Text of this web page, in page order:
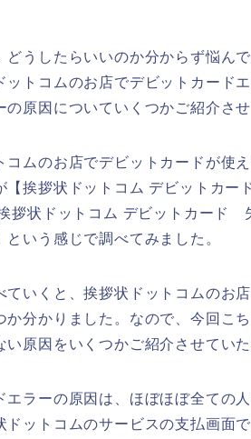
どうしたらいいのか分からず悩ん
トコムのお店でデビットカード
原因についていくつかご紹介させ
コムのお店でデビットカードが使
【挨拶状ドットコム デビットカー
拶状ドットコム デビットカード
いう感じで調べてみました。
ていくと、挨拶状ドットコムのお
分かりました。なので、今回こ
原因をいくつかご紹介させていた
エラーの原因は、ほぼほぼ全ての
ドットコムのサービスの支払画面